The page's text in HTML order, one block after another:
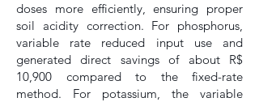
doses more efficiently, ensuring proper
soil acidity correction. For phosphorus,
variable rate reduced input use and
generated direct savings of about R$
10,900 compared to the fixed-rate
method. For potassium, the variable